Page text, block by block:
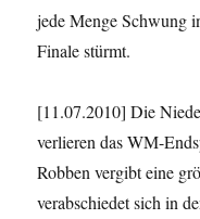
jede Menge Schwung
Finale stürmt.
[11.07.2010] Die
verlieren das WM-
Robben vergibt eine
verabschiedet sich in